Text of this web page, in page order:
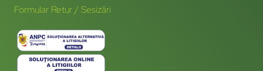
Formular Retur / Sesizări